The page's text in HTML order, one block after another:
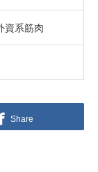
資系筋肉
Share